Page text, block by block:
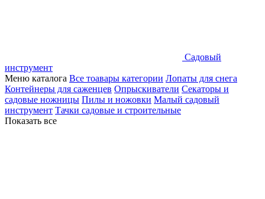
Садовый
инструмент
Меню каталога Все тоавары категории Лопаты для снега
Контейнеры для саженцев Опрыскиватели Секаторы и
садовые ножницы Пилы и ножовки Малый садовый
инструмент Тачки садовые и строительные
Показать все